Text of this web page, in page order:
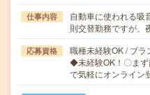
仕事内容
自動車に使われる吸
則交替勤務ですが
応募資格
職種未経験OK / ブ
◆未経験OK！〇まず
で気軽にオンライ